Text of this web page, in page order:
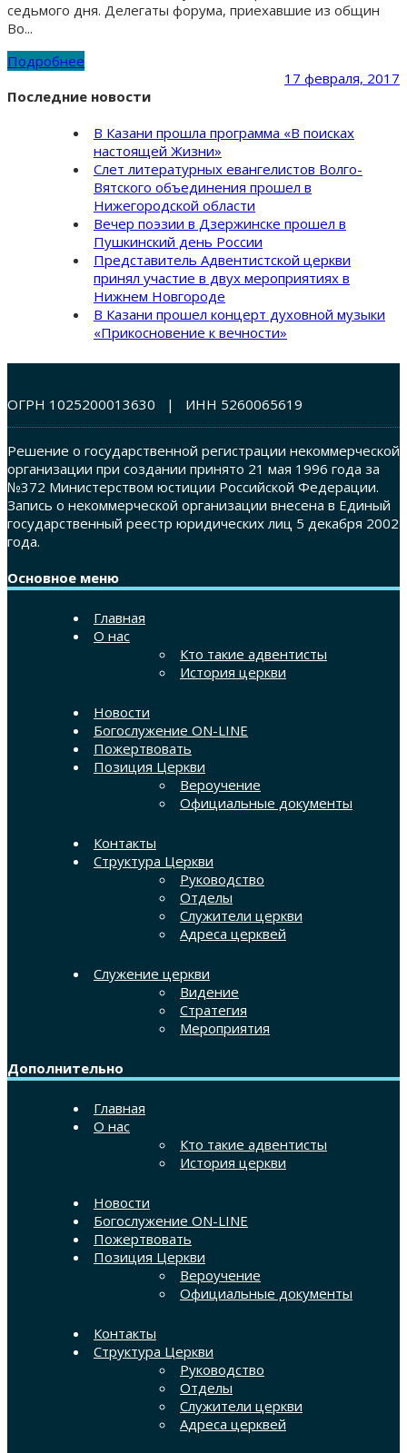
седьмого дня. Делегаты форума, приехавшие из общин
Во...
Подробнее
17 февраля, 2017
Последние новости
В Казани прошла программа «В поисках
настоящей Жизни»
Слет литературных евангелистов Волго-
Вятского объединения прошел в
Нижегородской области
Вечер поэзии в Дзержинске прошел в
Пушкинский день России
Представитель Адвентистской церкви
принял участие в двух мероприятиях в
Нижнем Новгороде
В Казани прошел концерт духовной музыки
«Прикосновение к вечности»
ОГРН 1025200013630 | ИНН 5260065619
Решение о государственной регистрации некоммерческой
организации при создании принято 21 мая 1996 года за
№372 Министерством юстиции Российской Федерации.
Запись о некоммерческой организации внесена в Единый
государственный реестр юридических лиц 5 декабря 2002
года.
Основное меню
Главная
О нас
Кто такие адвентисты
История церкви
Новости
Богослужение ON-LINE
Пожертвовать
Позиция Церкви
Вероучение
Официальные документы
Контакты
Структура Церкви
Руководство
Отделы
Служители церкви
Адреса церквей
Служение церкви
Видение
Стратегия
Мероприятия
Дополнительно
Главная
О нас
Кто такие адвентисты
История церкви
Новости
Богослужение ON-LINE
Пожертвовать
Позиция Церкви
Вероучение
Официальные документы
Контакты
Структура Церкви
Руководство
Отделы
Служители церкви
Адреса церквей